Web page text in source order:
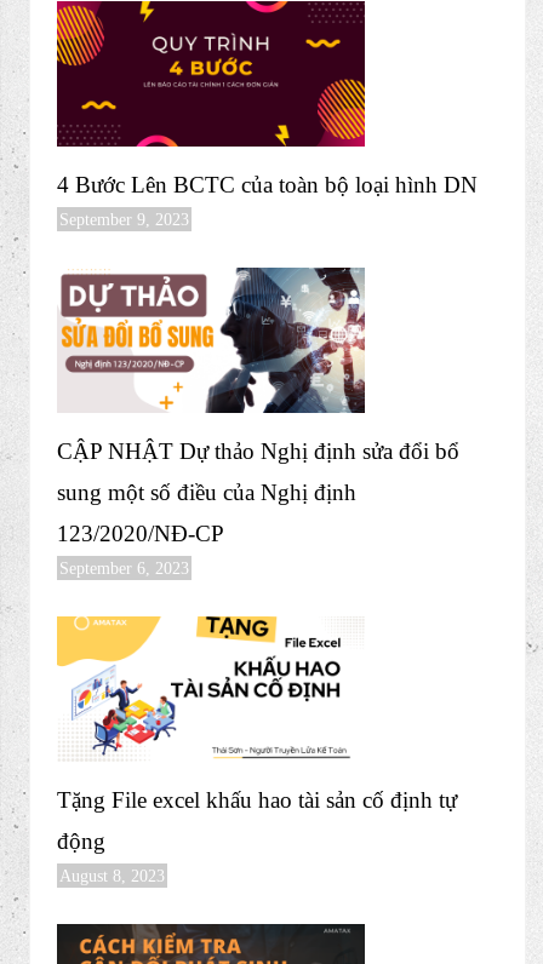
4 Bước Lên BCTC của toàn bộ loại hình DN
September 9, 2023
CẬP NHẬT Dự thảo Nghị định sửa đổi bổ
sung một số điều của Nghị định
123/2020/NĐ-CP
September 6, 2023
Tặng File excel khấu hao tài sản cố định tự
động
August 8, 2023